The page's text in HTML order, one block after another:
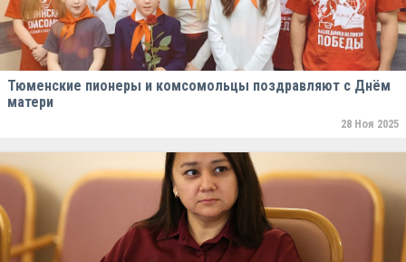
Тюменские пионеры и комсомольцы поздравляют с Днём
матери
28 Ноя 2025